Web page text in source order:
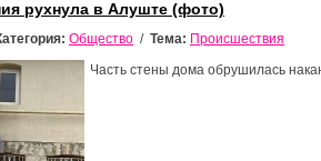
рухнула в Алуште (фото)
Общество / Тема: Происшествия
Часть стены дома обрушилась